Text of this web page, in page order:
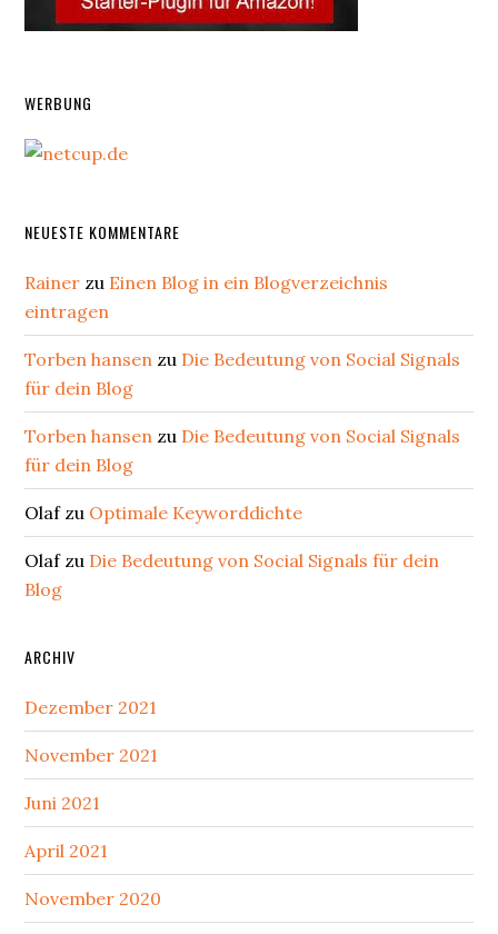
WERBUNG
NEUESTE KOMMENTARE
Rainer zu Einen Blog in ein Blogverzeichnis
eintragen
Torben hansen zu Die Bedeutung von Social Signals
für dein Blog
Torben hansen zu Die Bedeutung von Social Signals
für dein Blog
Olafzu Optimale Keyworddichte
Olafzu Die Bedeutung von Social Signals für dein
Blog
ARCHIV
Dezember 2021
November 2021
Juni 2021
April 2021
November 2020